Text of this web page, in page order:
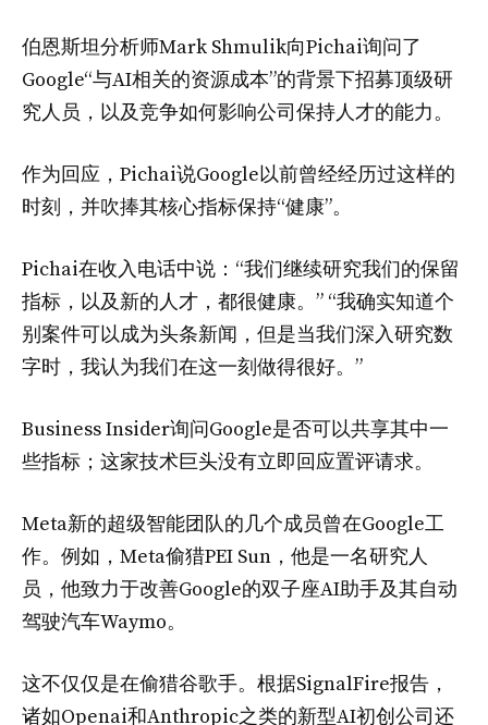
伯恩斯坦分析师Mark Shmulik向Pichai询问了
Google“与AI相关的资源成本”的背景下招募顶级研
究人员，以及竞争如何影响公司保持人才的能力。
作为回应，Pichai说Google以前曾经经历过这样的
时刻，并吹捧其核心指标保持“健康”。
Pichai在收入电话中说：“我们继续研究我们的保留
指标，以及新的人才，都很健康。” “我确实知道个
别案件可以成为头条新闻，但是当我们深入研究数
字时，我认为我们在这一刻做得很好。”
Business Insider询问Google是否可以共享其中一
些指标；这家技术巨头没有立即回应置评请求。
Meta新的超级智能团队的几个成员曾在Google工
作。例如，Meta偷猎PEI Sun，他是一名研究人
员，他致力于改善Google的双子座AI助手及其自动
驾驶汽车Waymo。
这不仅仅是在偷猎谷歌手。根据SignalFire报告，
诸如Openai和Anthropic之类的新型AI初创公司还